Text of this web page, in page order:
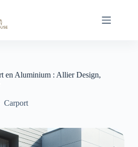
en Aluminium : Allier Design,
Carport